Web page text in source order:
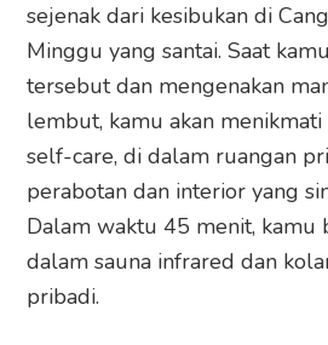
sejenak dari kesibukan di
Minggu yang santai. Saat
tersebut dan mengenakan
lembut, kamu akan menikmati
self-care, di dalam ruangan
perabotan dan interior yang
Dalam waktu 45 menit, kamu
dalam sauna infrared dan
pribadi.